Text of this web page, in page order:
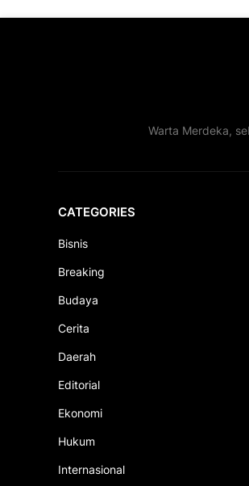
Warta Merdeka,
CATEGORIES
Bisnis
Breaking
Budaya
Cerita
Daerah
Editorial
Ekonomi
Hukum
Internasional